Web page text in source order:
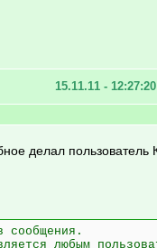
15.11.11 -
делал пользователь
сообщения.
любым